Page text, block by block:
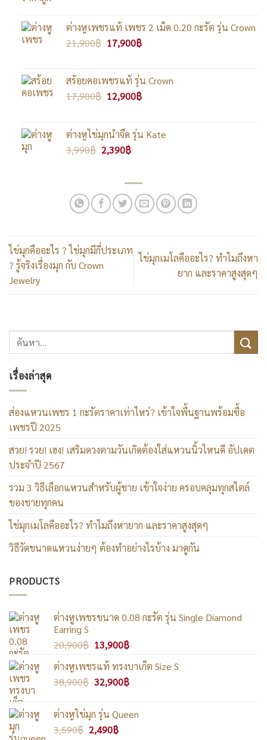
43,900฿.37,900฿.
ต่างหูเพชรแท้ เพชร 2 เม็ด 0.20 กะรัต รุ่น Crown
21,900฿ Original
21,900฿.
17,900฿Current
17,900฿.
สร้อยคอเพชรแท้ รุ่น Crown
17,900฿ Original
17,900฿.
12,900฿Current
12,900฿.
ต่างหูไข่มุกน้ำจืด รุ่น Kate
3,990฿ Original
3,990฿.
2,390฿Current
2,390฿.
ไข่มุกคืออะไร ? ไข่มุกมีกี่ประเภท
? รู้จริงเรื่องมุก กับ Crown
Jewelry
ไข่มุกเมโลคืออะไร? ทำไมถึงหา
ยาก และราคาสูงสุดๆ
เรื่องล่าสุด
ส่องแหวนเพชร 1 กะรัตราคาเท่าไหร่? เข้าใจพื้นฐานพร้อมซื้อ
เพชรปี 2025
สวย! รวย! เฮง! เสริมดวงตามวันเกิดต้องใส่แหวนนิ้วไหนดี อัปเดต
ประจำปี 2567
รวม 3 วิธีเลือกแหวนสำหรับผู้ชาย เข้าใจง่าย ครอบคลุมทุกสไตล์
ของชายทุกคน
ไข่มุกเมโลคืออะไร? ทำไมถึงหายาก และราคาสูงสุดๆ
วิธีวัดขนาดแหวนง่ายๆ ต้องทำอย่างไรบ้าง มาดูกัน
PRODUCTS
ต่างหูเพชรขนาด 0.08 กะรัต รุ่น Single Diamond
Earring S
20,900฿ Original
was:
20,900฿.
13,900฿Current
is:
13,900฿.
ต่างหูเพชรแท้ ทรงบาเก็ต Size S
38,900฿ Original
was:
38,900฿.
32,900฿Current
32,900฿.
ต่างหูไข่มุก รุ่น Queen
3,590฿ Original
2,490฿Current